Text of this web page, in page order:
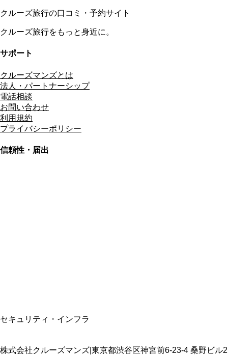
クルーズ旅行の口コミ・予約サイト
クルーズ旅行をもっと身近に。
サポート
クルーズマンズとは
法人・パートナーシップ
電話相談
お問い合わせ
利用規約
プライバシーポリシー
信頼性・届出
セキュリティ・インフラ
株式会社クルーズマンズ 東京都渋谷区神宮前6-23-4 桑野ビル2